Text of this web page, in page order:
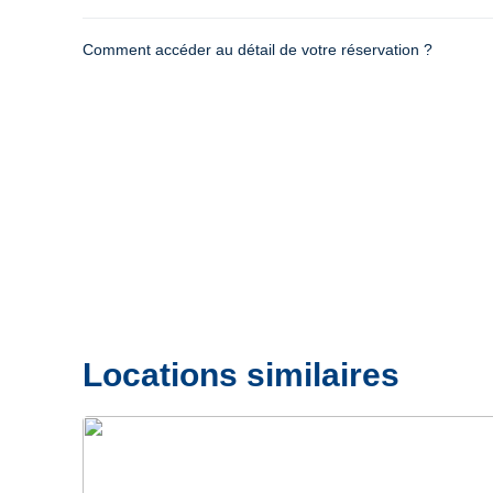
Comment accéder au détail de votre réservation ?
Locations similaires
Précédent
Suivant